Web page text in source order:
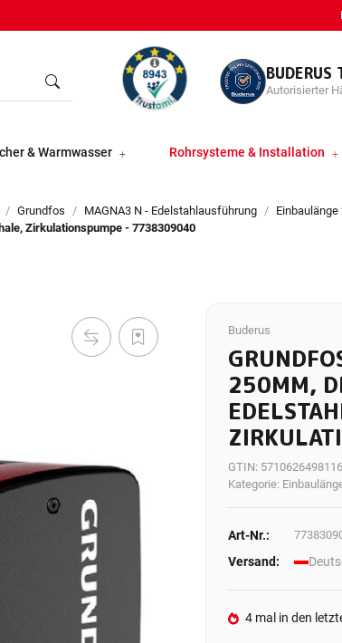
BUDERUS
Autorisierter
& Warmwasser Rohrsysteme & Installation
Grundfos MAGNA3 N - Edelstahlausführung
Zirkulationspumpe - 7738309040
Buderus
250MM,
GTIN: 5710626498116
Kategorie:
Art-Nr.:
Versand:
4 mal in den